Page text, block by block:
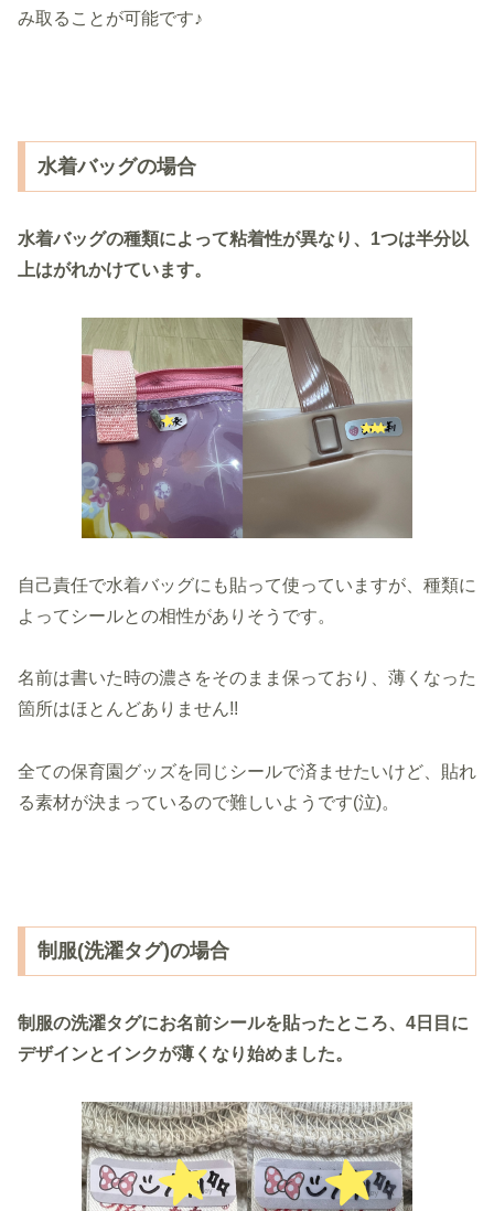
み取ることが可能です♪
水着バッグの場合
水着バッグの種類によって粘着性が異なり、1つは半分以
上はがれかけています。
自己責任で水着バッグにも貼って使っていますが、種類に
よってシールとの相性がありそうです。
名前は書いた時の濃さをそのまま保っており、薄くなった
箇所はほとんどありません!!
全ての保育園グッズを同じシールで済ませたいけど、貼れ
る素材が決まっているので難しいようです(泣)。
制服(洗濯タグ)の場合
制服の洗濯タグにお名前シールを貼ったところ、4日目に
デザインとインクが薄くなり始めました。